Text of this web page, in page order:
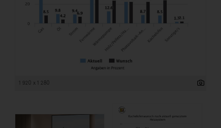
1 920 x 1 280